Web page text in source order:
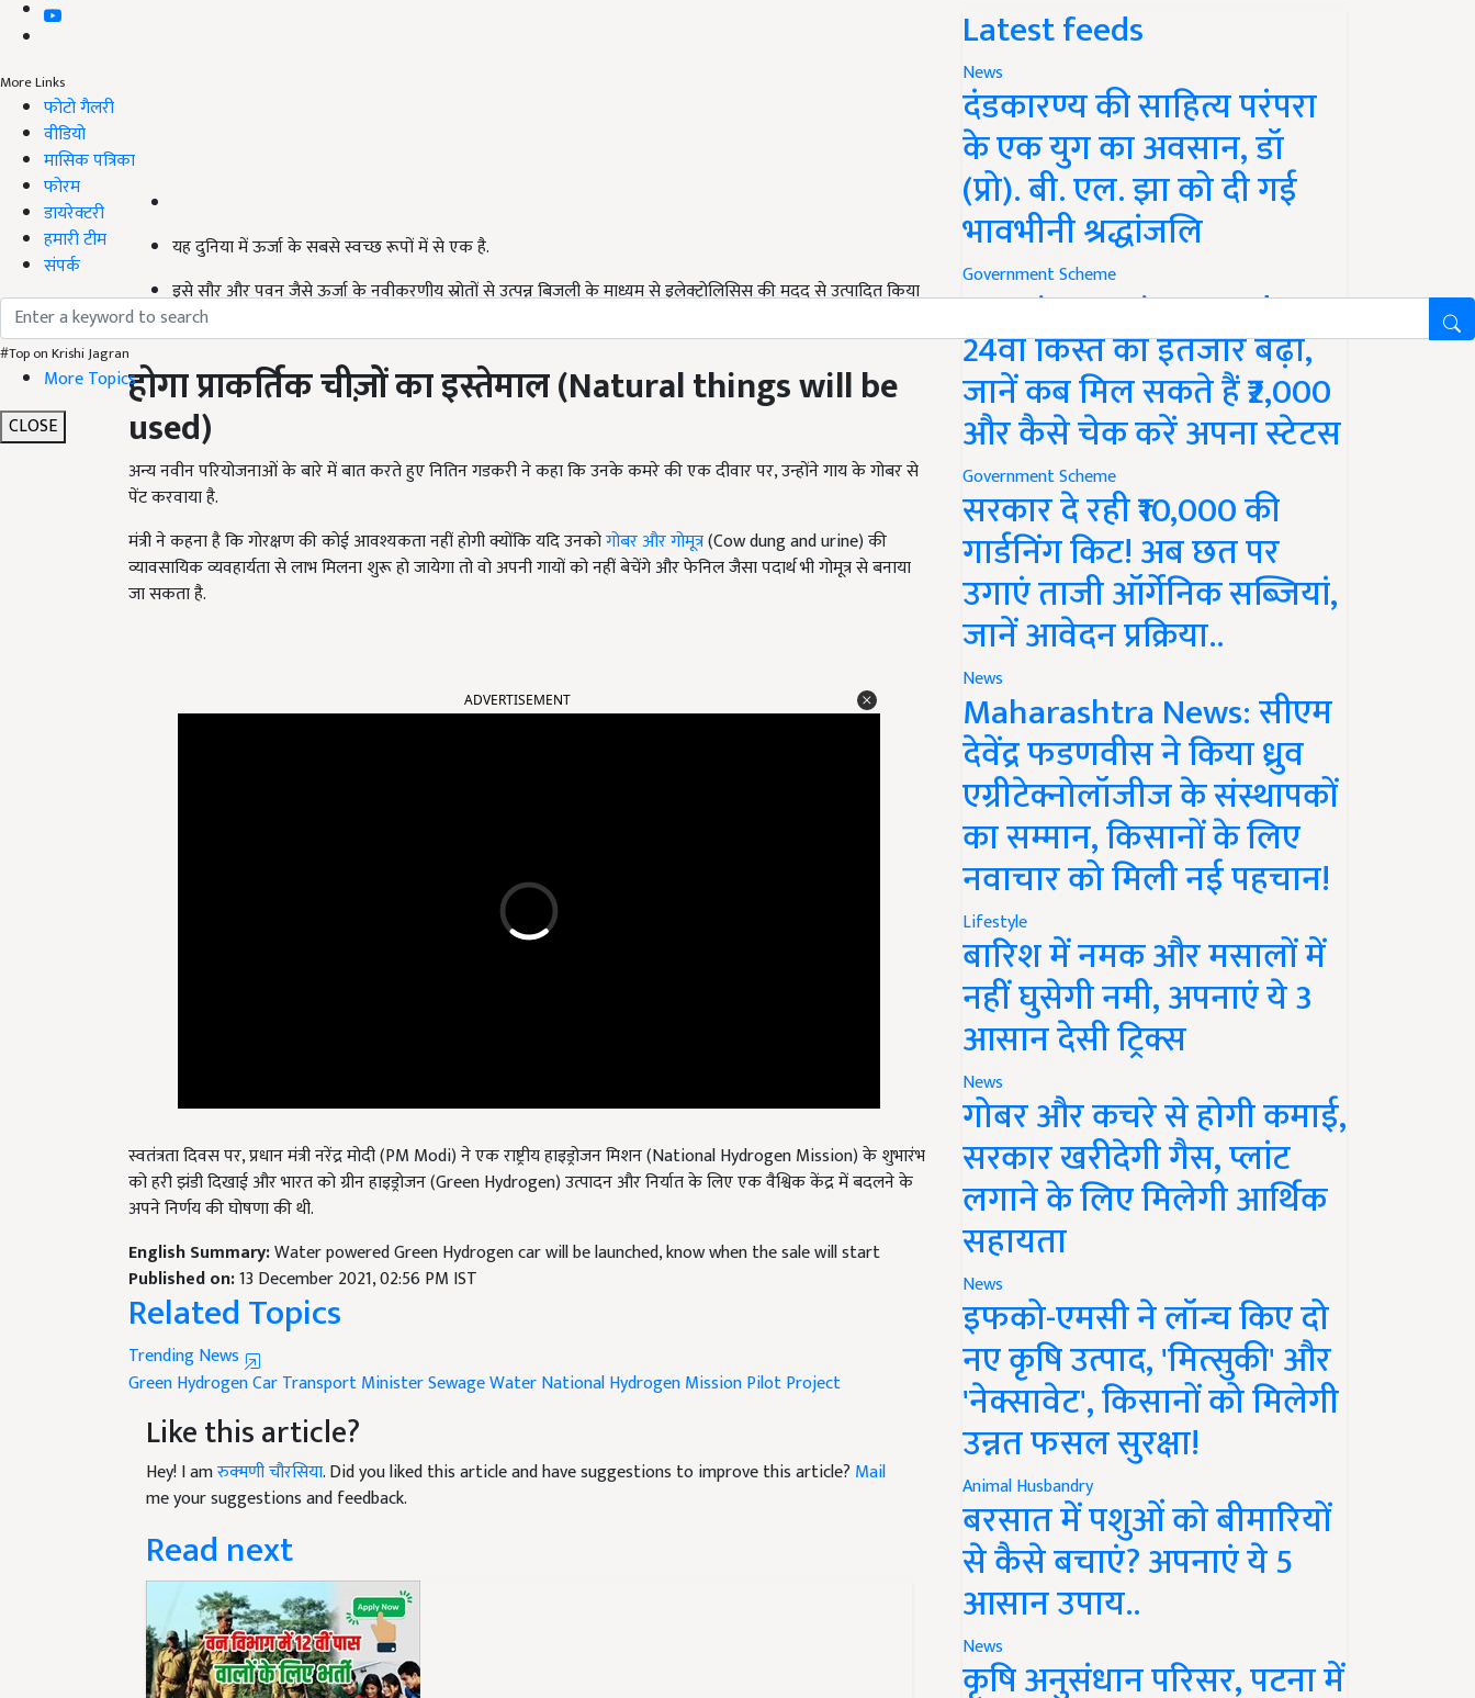
More Links
फोटो गैलरी
वीडियो
मासिक पत्रिका
फोरम
डायरेक्टरी
हमारी टीम
संपर्क
#Top on Krishi Jagran
More Topics
CLOSE
यह दुनिया में ऊर्जा के सबसे स्वच्छ रूपों में से एक है.
इसे सौर और पवन जैसे ऊर्जा के नवीकरणीय स्रोतों से उत्पन्न बिजली के माध्यम से इलेक्ट्रोलिसिस की मदद से उत्पादित किया
जाता है.
होगा प्राकर्तिक चीज़ों का इस्तेमाल (Natural things will be
used)
अन्य नवीन परियोजनाओं के बारे में बात करते हुए नितिन गडकरी ने कहा कि उनके कमरे की एक दीवार पर, उन्होंने गाय के गोबर से
पेंट करवाया है.
मंत्री ने कहना है कि गोरक्षण की कोई आवश्यकता नहीं होगी क्योंकि यदि उनकोगोबर और गोमूत्र(Cow dung and urine) की
व्यावसायिक व्यवहार्यता से लाभ मिलना शुरू हो जायेगा तो वो अपनी गायों को नहीं बेचेंगे और फेनिल जैसा पदार्थ भी गोमूत्र से बनाया
जा सकता है.
को हरी झंडी दिखाई और भारत को ग्रीन हाइड्रोजन (Green Hydrogen) उत्पादन और निर्यात के लिए एक वैश्विक केंद्र में बदलने के
अपने निर्णय की घोषणा की थी.
Published on:13 December 2021, 02:56 PM IST
Related Topics
Trending News
Green Hydrogen Car
Like this article?
Hey! I amरुक्मणी चौरसिया. Did you liked this article and have suggestions to improve this article?
me your suggestions and feedback.
Read next
Latest feeds
News
दंडकारण्य की साहित्य परंपरा
के एक युग का अवसान, डॉ
(प्रो). बी. एल. झा को दी गई
भावभीनी श्रद्धांजलि
Government Scheme
PM Kisan Yojana Update:
24वीं किस्त का इंतजार बढ़ा,
जानें कब मिल सकते हैं ₹2,000
और कैसे चेक करें अपना स्टेटस
Government Scheme
सरकार दे रही ₹10,000 की
गार्डनिंग किट! अब छत पर
उगाएं ताजी ऑर्गेनिक सब्जियां,
जानें आवेदन प्रक्रिया..
News
Maharashtra News: सीएम
देवेंद्र फडणवीस ने किया ध्रुव
एग्रीटेक्नोलॉजीज के संस्थापकों
का सम्मान, किसानों के लिए
नवाचार को मिली नई पहचान!
Lifestyle
बारिश में नमक और मसालों में
नहीं घुसेगी नमी, अपनाएं ये 3
आसान देसी ट्रिक्स
News
गोबर और कचरे से होगी कमाई,
सरकार खरीदेगी गैस, प्लांट
लगाने के लिए मिलेगी आर्थिक
सहायता
News
इफको-एमसी ने लॉन्च किए दो
नए कृषि उत्पाद, 'मित्सुकी' और
'नेक्सावेट', किसानों को मिलेगी
उन्नत फसल सुरक्षा!
Animal Husbandry
बरसात में पशुओं को बीमारियों
से कैसे बचाएं? अपनाएं ये 5
आसान उपाय..
News
कृषि अनुसंधान परिसर, पटना में